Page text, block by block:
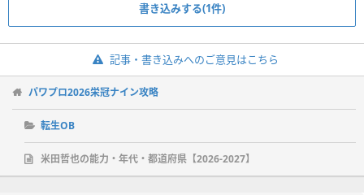
書き込みする(1件)
記事・書き込みへのご意見はこちら
パワプロ2026栄冠ナイン攻略
転生OB
米田哲也の能力・年代・都道府県【2026-2027】